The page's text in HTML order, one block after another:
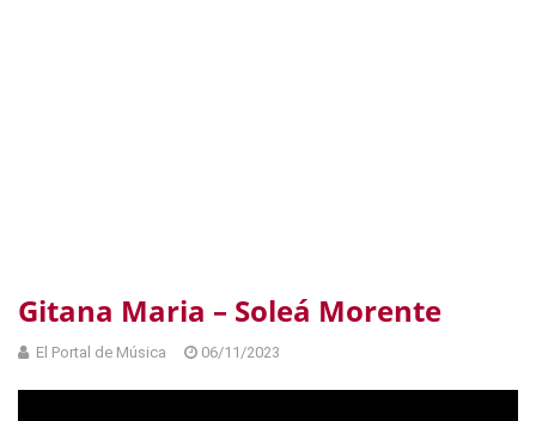
Gitana Maria – Soleá Morente
El Portal de Música 06/11/2023